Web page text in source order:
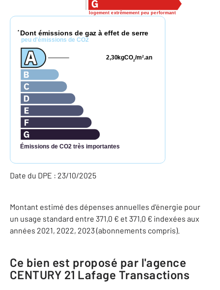
logement extrêmement peu performant
* Dont émissions de gaz à effet de serre
peu d'émissions de CO2
Émissions de CO2 très importantes
kgCO2/m2.an
2,30
Date du DPE : 23/10/2025
Montant estimé des dépenses annuelles d'énergie pour
un usage standard entre 371,0 € et 371,0 € indexées aux
années 2021, 2022, 2023 (abonnements compris).
Ce bien est proposé par l'agence
CENTURY 21 Lafage Transactions